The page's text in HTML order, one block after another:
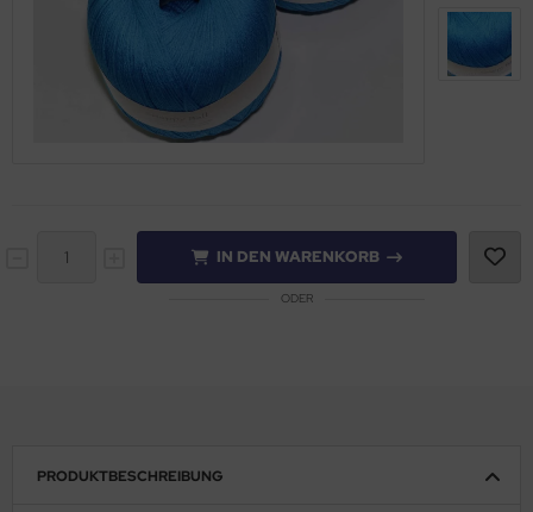
IN DEN WARENKORB
ODER
PRODUKTBESCHREIBUNG